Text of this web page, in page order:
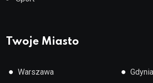
Twoje Miasto
● Warszawa ● Gdynia